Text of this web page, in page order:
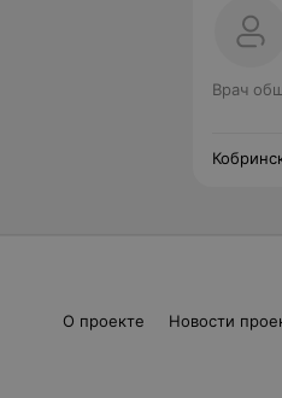
Врач
О проекте Новости